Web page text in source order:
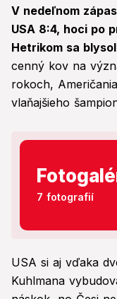
V nedeľnom
USA 8:4, hoci po
Hetrikom sa
cenný kov na
rokoch,
vlaňajšieho
7 fotografií
USA si aj vďaka
Kuhlmana